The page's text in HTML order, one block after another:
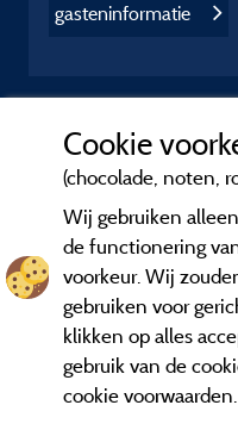
gasteninformatie
Cookie
(chocolade, noten,
Wij gebruiken
de functionering
voorkeur. Wij
gebruiken voor
klikken op alles
gebruik van de
cookie voorwaarden.